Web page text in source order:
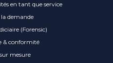
en tant que service
la demande
(Forensic)
& conformité
mesure